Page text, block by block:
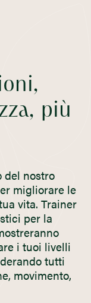
più
del nostro
migliorare le
vita. Trainer
per la
i tuoi livelli
tutti
movimento,